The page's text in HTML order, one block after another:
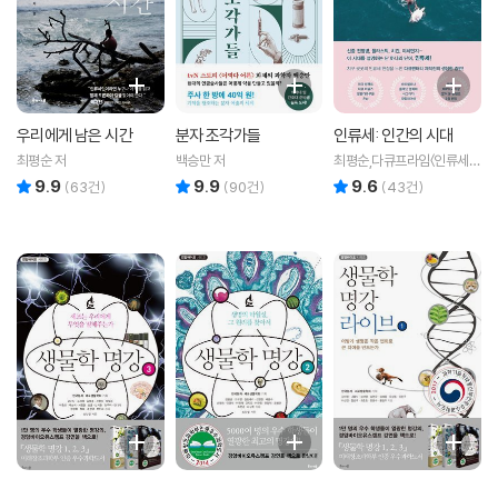
우리에게 남은 시간
최평순 저
9.9 (63건)
분자 조각가들
백승만 저
9.9 (90건)
인류세: 인간의 시대
최평순,다큐프라임〈인류세〉
제작진 공저
9.6 (43건)